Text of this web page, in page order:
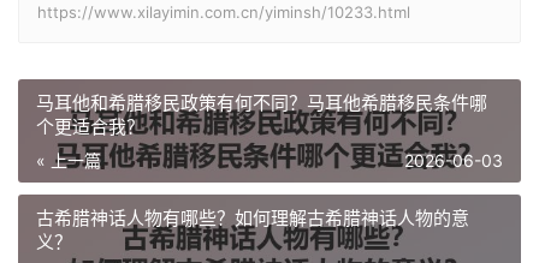
https://www.xilayimin.com.cn/yiminsh/10233.html
马耳他和希腊移民政策有何不同？马耳他希腊移民条件哪
个更适合我？
« 上一篇 2026-06-03
古希腊神话人物有哪些？如何理解古希腊神话人物的意
义？